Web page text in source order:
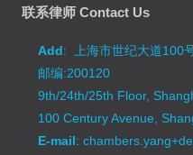
联系律师 Contact Us
Add: 上海市世纪大道100
邮编:200120
9th/24th/25th Floor,
100 Century Avenue,
E-mail: